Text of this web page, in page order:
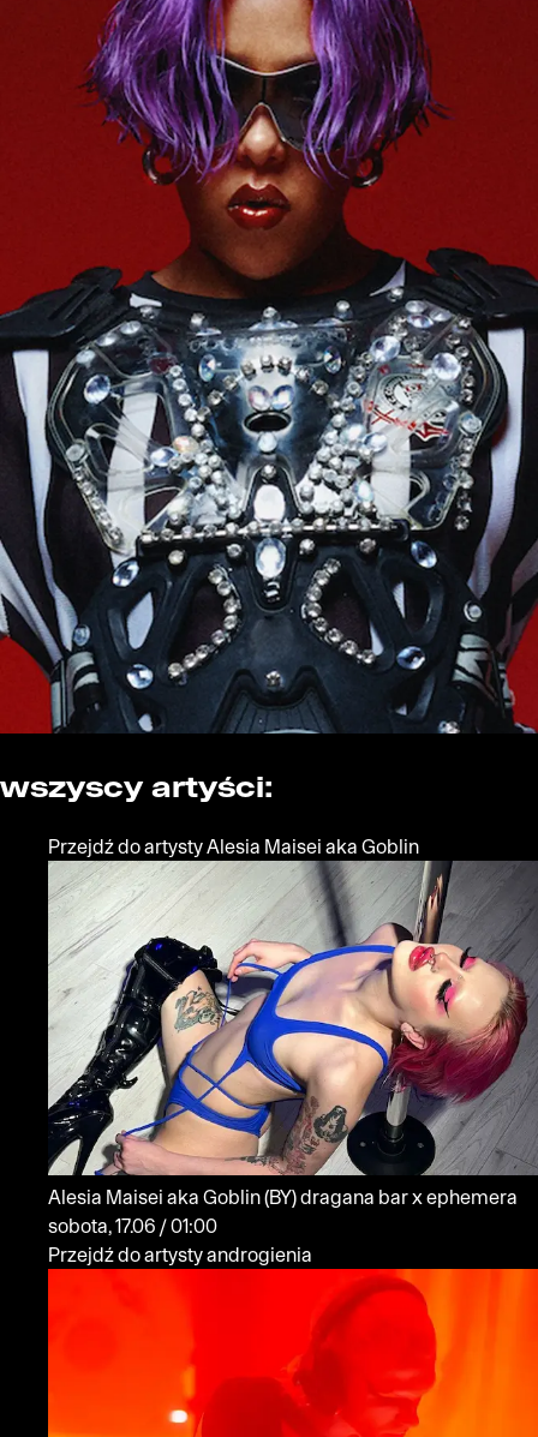
wszyscy artyści:
Przejdź do artysty Alesia Maisei aka Goblin
Alesia Maisei aka Goblin(BY)dragana bar x ephemera
sobota, 17.06 / 01:00
Przejdź do artysty androgienia